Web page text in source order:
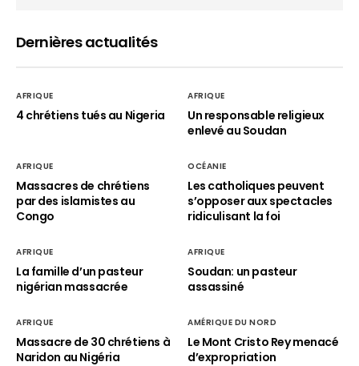
Dernières actualités
AFRIQUE
4 chrétiens tués au Nigeria
AFRIQUE
Un responsable religieux
enlevé au Soudan
AFRIQUE
Massacres de chrétiens
par des islamistes au
Congo
OCÉANIE
Les catholiques peuvent
s’opposer aux spectacles
ridiculisant la foi
AFRIQUE
La famille d’un pasteur
nigérian massacrée
AFRIQUE
Soudan: un pasteur
assassiné
AFRIQUE
Massacre de 30 chrétiens à
Naridon au Nigéria
AMÉRIQUE DU NORD
Le Mont Cristo Rey menacé
d’expropriation